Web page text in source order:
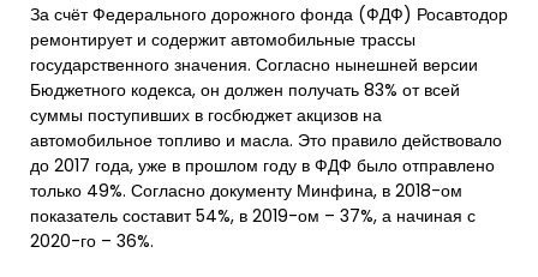
За счёт Федерального дорожного фонда (ФДФ) Росавтодор
ремонтирует и содержит автомобильные трассы
государственного значения. Согласно нынешней версии
Бюджетного кодекса, он должен получать 83% от всей
суммы поступивших в госбюджет акцизов на
автомобильное топливо и масла. Это правило действовало
до 2017 года, уже в прошлом году в ФДФ было отправлено
только 49%. Согласно документу Минфина, в 2018-ом
показатель составит 54%, в 2019-ом – 37%, а начиная с
2020-го – 36%.